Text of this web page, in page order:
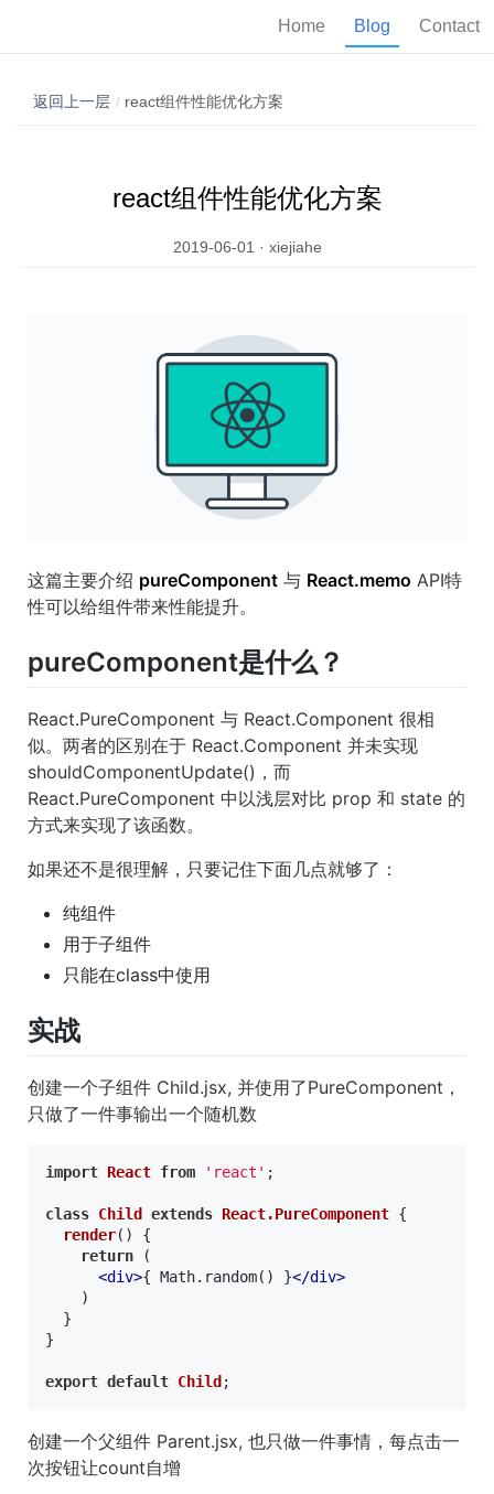
Home Blog Contact
返回上一层 / react组件性能优化方案
react组件性能优化方案
2019-06-01 · xiejiahe
这篇主要介绍 pureComponent 与 React.memo API特
性可以给组件带来性能提升。
pureComponent是什么？
React.PureComponent 与 React.Component 很相
似。两者的区别在于 React.Component 并未实现
shouldComponentUpdate()，而
React.PureComponent 中以浅层对比 prop 和 state 的
方式来实现了该函数。
如果还不是很理解，只要记住下面几点就够了：
纯组件
用于子组件
只能在class中使用
实战
创建一个子组件 Child.jsx, 并使用了PureComponent，
只做了一件事输出一个随机数
import React from 'react' ;
class Child extends React.PureComponent {
render( ) {
return (
<div>{ Math.random() }</div>
    )
  }
}
export default Child
创建一个父组件 Parent.jsx, 也只做一件事情，每点击一
次按钮让count自增